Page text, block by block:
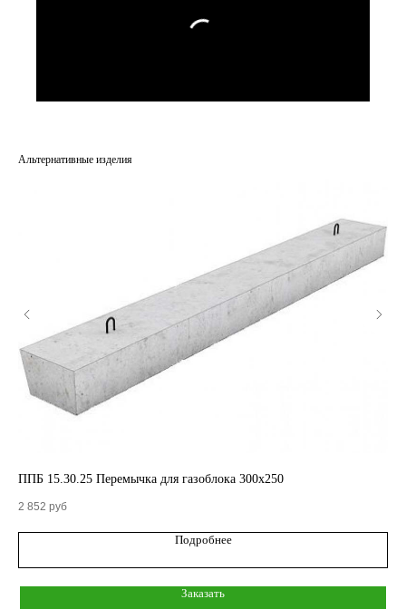
Альтернативные изделия
ППБ 15.30.25 Перемычка для газоблока 300х250
2 852 руб
Подробнее
Заказать
Вентиляционные блоки ВБ